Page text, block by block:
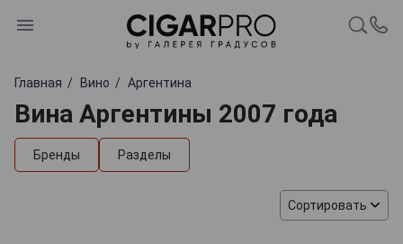
Главная Вино Аргентина
Вина Аргентины 2007 года
Бренды Разделы
Сортировать